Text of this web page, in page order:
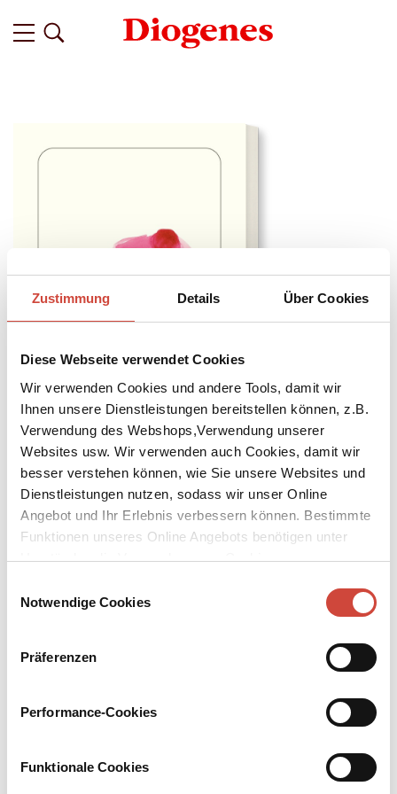
Zustimmung Details Über Cookies
Diese Webseite verwendet Cookies
Wir verwenden Cookies und andere Tools, damit wir
Ihnen unsere Dienstleistungen bereitstellen können, z.B.
Verwendung des Webshops,Verwendung unserer
Websites usw. Wir verwenden auch Cookies, damit wir
besser verstehen können, wie Sie unsere Websites und
Dienstleistungen nutzen, sodass wir unser Online
Angebot und Ihr Erlebnis verbessern können. Bestimmte
Funktionen unseres Online Angebots benötigen unter
Umständen die Verwendung von Cookies von
Notwendige Cookies
Präferenzen
Performance-Cookies
Funktionale Cookies
Download Bilddatei ↘
Elefant
Elefant, der in der Dunkelheit leuchtet. Plötzlich ist er da, in der
Höhle des Obdachlosen Schoch, der dort seinen Schlafplatz hat.
weiß nur einer: der Genforscher Roux. Er möchte eine weltweite
Sensation daraus machen. Allerdings wurde es ihm entwendet.
burmesische Elefantenflüsterer Kaung.